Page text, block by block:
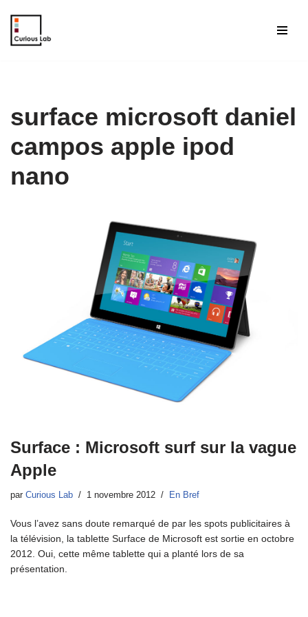
Aller
surface microsoft daniel
campos apple ipod
nano
Surface : Microsoft surf sur la vague
Apple
par Curious Lab 1 novembre 2012 En Bref
Vous l’avez sans doute remarqué de par les spots publicitaires à
la télévision, la tablette Surface de Microsoft est sortie en octobre
2012. Oui, cette même tablette qui a planté lors de sa
présentation.